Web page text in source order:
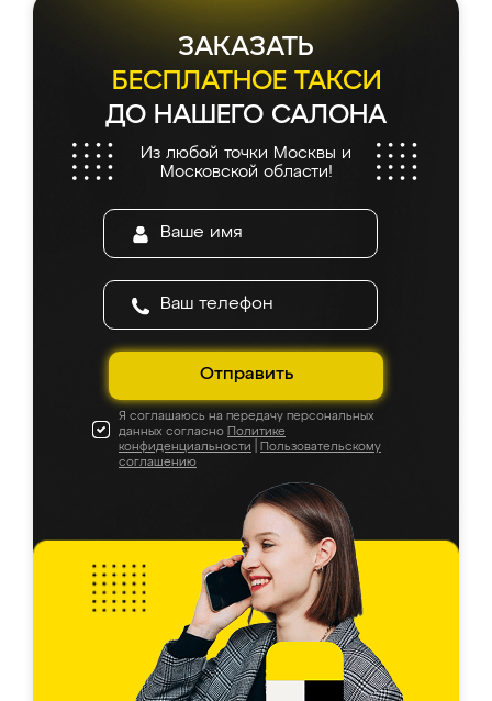
ЗАКАЗАТЬ
БЕСПЛАТНОЕ ТАКСИ
ДО НАШЕГО САЛОНА
Из любой точки Москвы и
Московской области!
Отправить
Я соглашаюсь на передачу персональных
данных согласно Политике
конфиденциальности
Пользовательскому
соглашению